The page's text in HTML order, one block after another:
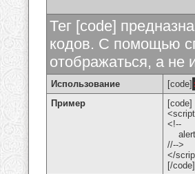
Тег [code]
кодов. С помощью
отображаться, а не
Использование [code]
Пример
[code]
<!--
//-->
</
[/code]